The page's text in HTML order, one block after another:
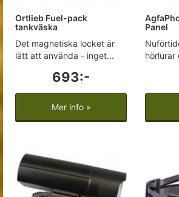
Ortlieb Fuel-pack
tankväska
Det magnetiska locket är
lätt att använda - inget...
693:-
Mer info »
Panel
hörlurar